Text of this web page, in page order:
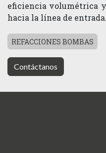
eficiencia volumétrica
hacia la línea de entrada.
REFACCIONES BOMBAS
Contáctanos